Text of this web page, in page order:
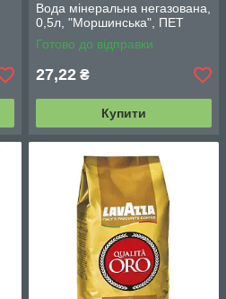
Вода мінеральна негазована,
0,5л, "Моршинська", ПЕТ
Готово до відправки
27,22 ₴
Купити